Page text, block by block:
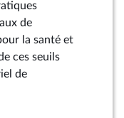
de
la santé et
ces seuils
de